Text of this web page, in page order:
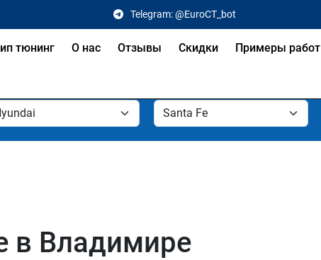
Telegram: @EuroCT_bot
тюнинг О нас Отзывы Скидки Примеры работ
в Владимире